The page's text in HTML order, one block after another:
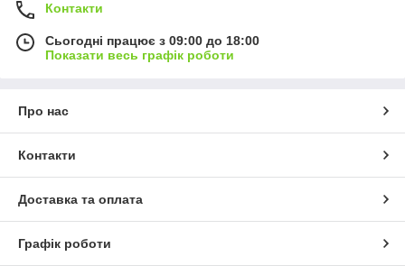
Контакти
Сьогодні працює з 09:00 до 18:00
Показати весь графік роботи
Про нас
Контакти
Доставка та оплата
Графік роботи